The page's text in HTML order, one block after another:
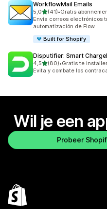
WorkflowMail Emails
5,0van 5 sterren
(41)
41 recensies in totaal
•Gratis
Envía correos electrónicos
automatización de Flow
Built for Shopify
Disputifier: Smart
4,5van 5 sterren
(80)
80 recensies in totaal
•Gratis te
Evita y combate los
Wil je een
Probeer